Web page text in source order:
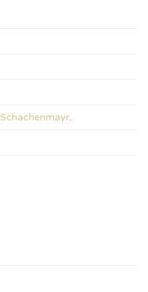
Schachenmayr.